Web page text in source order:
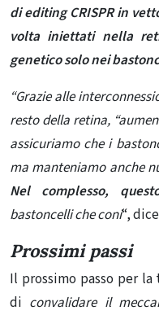
di editing CRISPR in
volta iniettati nella
genetico solo nei
“Grazie alle
resto della retina,
assicuriamo che i
ma manteniamo anche
Nel complesso,
bastoncelli che coni“,
Prossimi passi
Il prossimo passo per
di convalidare il